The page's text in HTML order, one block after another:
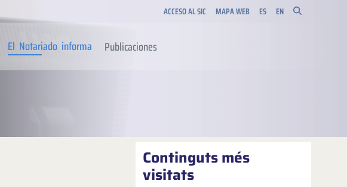
ACCESO AL SIC MAPA WEB ES EN
El Notariado informa Publicaciones
Continguts més
visitats